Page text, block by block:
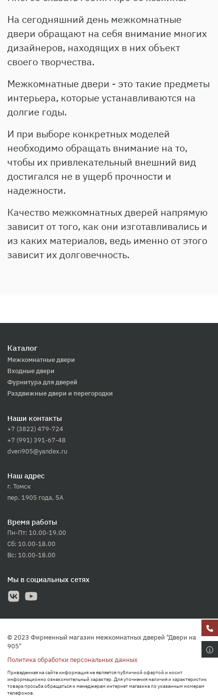
На сегодняшний день межкомнатные
двери обращают на себя внимание многих
дизайнеров, находящих в них объект
своего творчества.
Межкомнатные двери - это такие предметы
интерьера, которые устанавливаются на
долгие годы.
И при выборе конкретных моделей
необходимо обращать внимание на то,
чтобы их привлекательный внешний вид
достигался не в ущерб прочности и
надежности.
Качество межкомнатных дверей напрямую
зависит от того, как они изготавливались и
из каких материалов, ведь именно от этого
зависит их долговечность.
Каталог
Межкомнатные двери
Входные двери
Фурнитура для дверей
Раздвижные двери и перегородки
Наши контакты
+7 (3822) 479-724
+7 (991) 391-67-48
dveri905@yandex.ru
Наш адрес
г. Томск
пер. 1905 года, 5А
Время работы
Пн-Пт: 10.00-19.00
Сб: 10.00-18.00
Вс: 10.00-18.00
Мы в социальных сетях
© 2023 Фирменный магазин межкомнатных дверей "Двери на
905"
Политика обработки персональных данных
Приведенная на сайте информация не является публичной офертой и носит
информационно ознакомительный характер. Для уточнения наличия и характеристик
товара просьба обращаться к менеджерам интернет магазина по указанным номерам
телефонов.